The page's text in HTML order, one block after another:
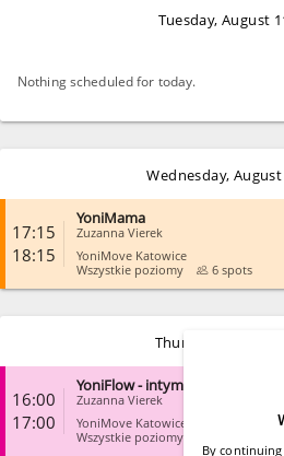
By
Tuesday, August
Nothing scheduled for today.
Wednesday, August
17:15
18:15
YoniMama
Zuzanna Vierek
YoniMove Katowice
Wszystkie poziomy
6 spots
Thursday, August
16:00
17:00
YoniFlow - intymny fitness
Zuzanna Vierek
YoniMove Katowice
Wszystkie poziomy